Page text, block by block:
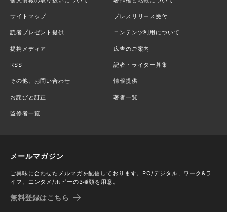
サイトマップ プレスリリース受付
読者プレゼント提供 コンテンツ利用について
提携メディア 広告のご案内
RSS 記者・ライター募集
その他、お問い合わせ 情報提供
お詫びと訂正 著者一覧
監修者一覧
メールマガジン
ご興味に合わせたメルマガを配信しております。PC/デジタル、ワーク&ラ
イフ、エンタメ/ホビーの3種類を用意。
無料登録はこちら